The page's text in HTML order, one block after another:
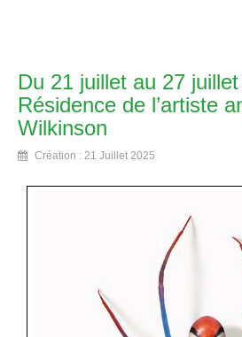
Du 21 juillet au 27
Résidence de l’artiste
Wilkinson
Création : 21 Juillet 2025